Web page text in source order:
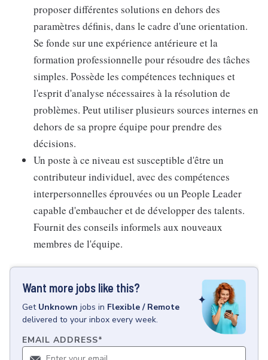
proposer différentes solutions en dehors des
paramètres définis, dans le cadre d'une orientation.
Se fonde sur une expérience antérieure et la
formation professionnelle pour résoudre des tâches
simples. Possède les compétences techniques et
l'esprit d'analyse nécessaires à la résolution de
problèmes. Peut utiliser plusieurs sources internes en
dehors de sa propre équipe pour prendre des
décisions.
Un poste à ce niveau est susceptible d'être un
contributeur individuel, avec des compétences
interpersonnelles éprouvées ou un People Leader
capable d'embaucher et de développer des talents.
Fournit des conseils informels aux nouveaux
membres de l'équipe.
Want more jobs like this?
Get Unknown jobs in Flexible / Remote
delivered to your inbox every week.
EMAIL ADDRESS*